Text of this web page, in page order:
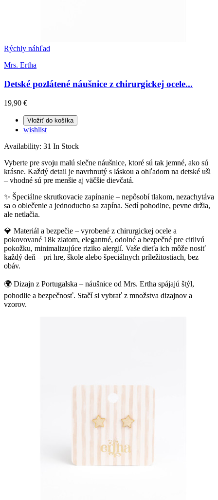
Rýchly náhľad
Mrs. Ertha
Detské pozlátené náušnice z chirurgickej ocele...
19,90 €
Vložiť do košíka
wishlist
Availability: 31 In Stock
Vyberte pre svoju malú slečne náušnice, ktoré sú tak jemné, ako sú
krásne. Každý detail je navrhnutý s láskou a ohľadom na detské uši
– vhodné sú pre menšie aj väčšie dievčatá.
✨ Špeciálne skrutkovacie zapínanie – nepôsobí tlakom, nezachytáva
sa o oblečenie a jednoducho sa zapína. Sedí pohodlne, pevne držia,
ale netlačia.
💎 Materiál a bezpečie – vyrobené z chirurgickej ocele a
pokovované 18k zlatom, elegantné, odolné a bezpečné pre citlivú
pokožku, minimalizujúce riziko alergií. Vaše dieťa ich môže nosiť
každý deň – pri hre, škole alebo špeciálnych príležitostiach, bez
obáv.
🌍 Dizajn z Portugalska – náušnice od Mrs. Ertha spájajú štýl,
pohodlie a bezpečnosť. Stačí si vybrať z množstva dizajnov a
vzorov.